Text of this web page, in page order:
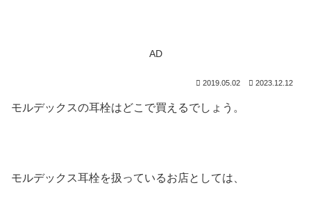
AD
2019.05.02 2023.12.12
モルデックスの耳栓はどこで買えるでしょう。
モルデックス耳栓を扱っているお店としては、